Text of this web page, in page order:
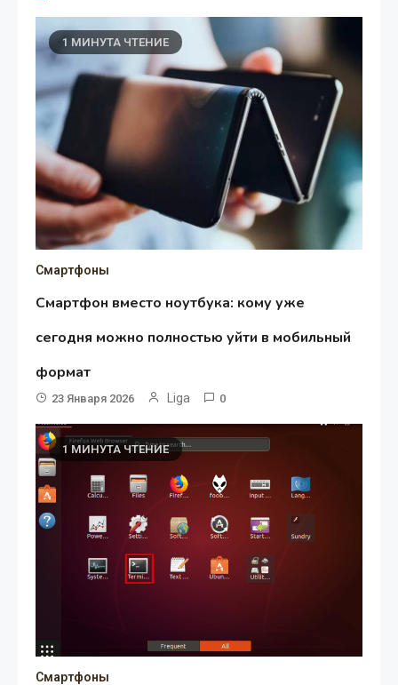
1 МИНУТА ЧТЕНИЕ
Смартфоны
Смартфон вместо ноутбука: кому уже
сегодня можно полностью уйти в мобильный
формат
23 Января 2026 Liga 0
1 МИНУТА ЧТЕНИЕ
Смартфоны